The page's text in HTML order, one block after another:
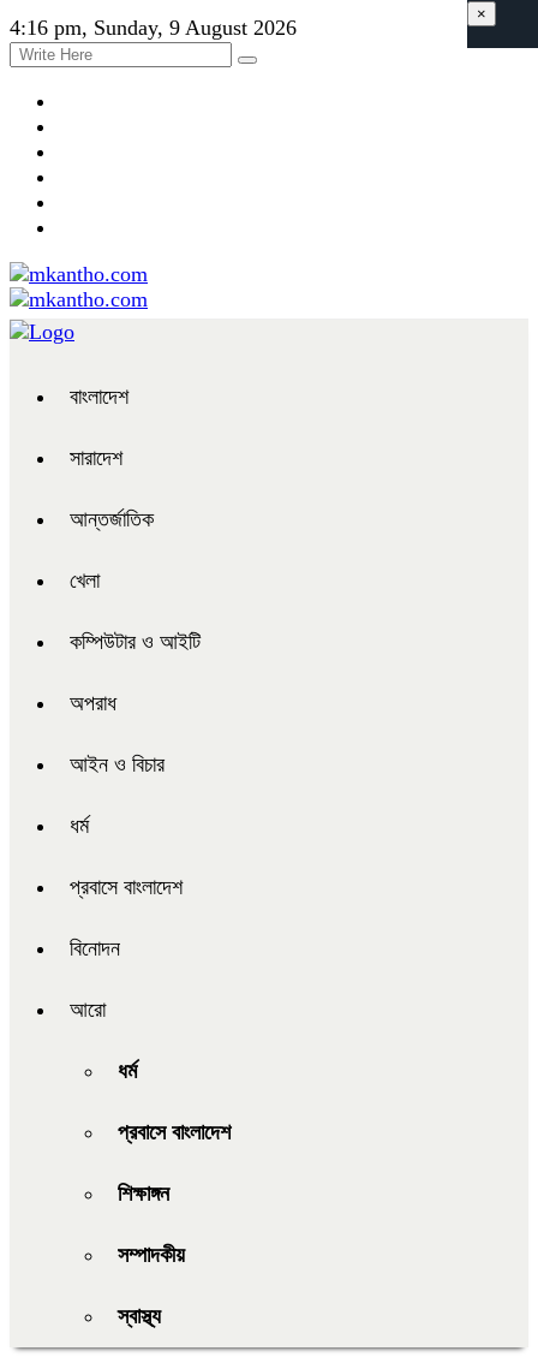
4:16 pm, Sunday, 9 August 2026
বাংলাদেশ
সারাদেশ
আন্তর্জাতিক
খেলা
কম্পিউটার ও আইটি
অপরাধ
আইন ও বিচার
ধর্ম
প্রবাসে বাংলাদেশ
বিনোদন
আরো
ধর্ম
প্রবাসে বাংলাদেশ
শিক্ষাঙ্গন
সম্পাদকীয়
স্বাস্থ্য
×